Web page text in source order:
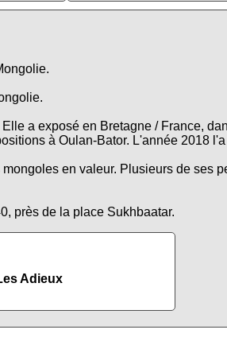
a exposé en Bretagne / France,
à Oulan-Bator. L'année 2018
en valeur. Plusieurs de ses
près de la place Sukhbaatar.
Adieux